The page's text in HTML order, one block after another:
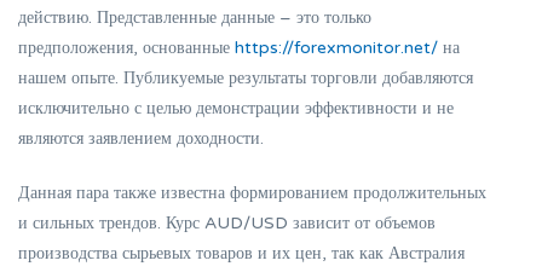
действию. Представленные данные – это только
предположения, основанные https://forexmonitor.net/ на
нашем опыте. Публикуемые результаты торговли добавляются
исключительно с целью демонстрации эффективности и не
являются заявлением доходности.
Данная пара также известна формированием продолжительных
и сильных трендов. Курс AUD/USD зависит от объемов
производства сырьевых товаров и их цен, так как Австралия